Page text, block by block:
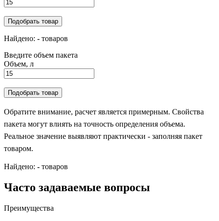
Подобрать товар
Найдено: - товаров
Введите объем пакета
Объем, л
Подобрать товар
Обратите внимание, расчет является примерным. Свойства
пакета могут влиять на точность определения объема.
Реальное значение выявляют практически - заполняя пакет
товаром.
Найдено: - товаров
Часто задаваемые вопросы
Преимущества